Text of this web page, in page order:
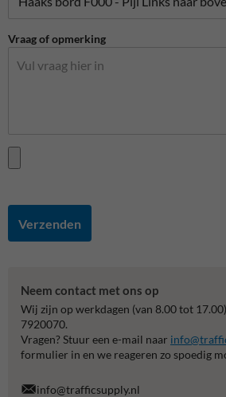
Vraag of opmerking
Verzenden
Neem contact met ons op
Wij zijn op werkdagen (van 8.00 tot
7920070.
Vragen? Stuur een e-mail naar
formulier in en we reageren zo spoedig
info@trafficsupply.nl